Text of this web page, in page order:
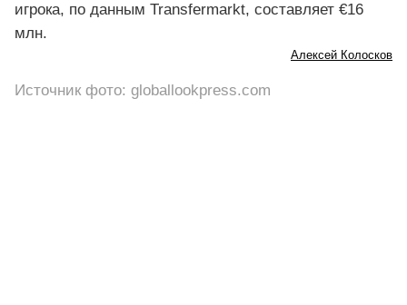
игрока, по данным Transfermarkt, составляет €16
млн.
Алексей Колосков
Источник фото: globallookpress.com